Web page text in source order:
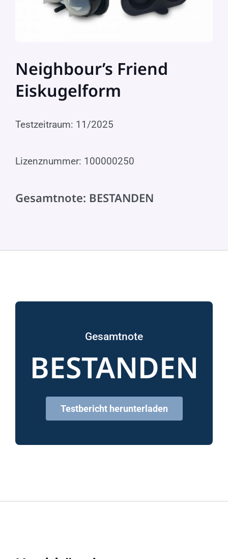
Neighbour’s Friend
Eiskugelform
Testzeitraum: 11/2025
Lizenznummer: 100000250
Gesamtnote: BESTANDEN
Gesamtnote
BESTANDEN
Testbericht herunterladen